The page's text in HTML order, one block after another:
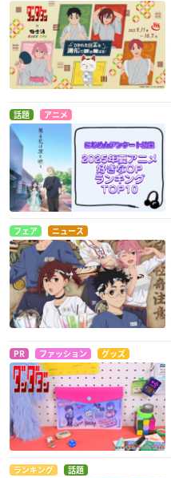
話題 アニメ
フェア ニュース
PR ファッション グッズ
ランキング 話題